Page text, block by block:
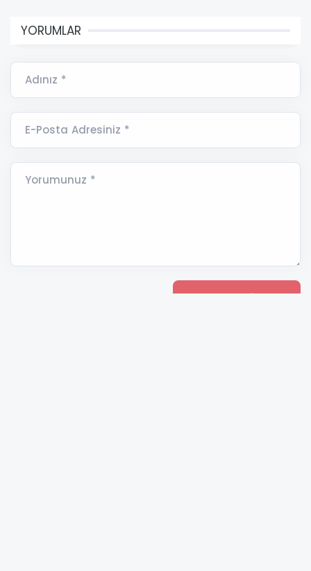
YORUMLAR
Adınız *
E-Posta Adresiniz *
Yorumunuz *